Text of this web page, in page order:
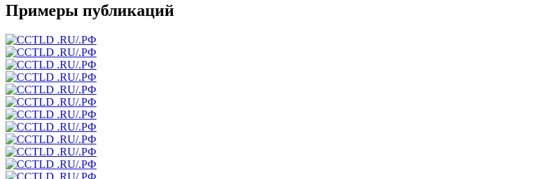
Примеры публикаций